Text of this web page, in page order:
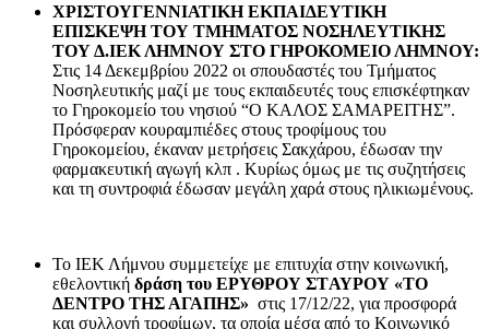
ΧΡΙΣΤΟΥΓΕΝΝΙΑΤΙΚΗ ΕΚΠΑΙΔΕΥΤΙΚΗ
ΕΠΙΣΚΕΨΗ ΤΟΥ ΤΜΗΜΑΤΟΣ ΝΟΣΗΛΕΥΤΙΚΗΣ
ΤΟΥ Δ.ΙΕΚ ΛΗΜΝΟΥ ΣΤΟ ΓΗΡΟΚΟΜΕΙΟ ΛΗΜΝΟΥ:
Στις 14 Δεκεμβρίου 2022 οι σπουδαστές του Τμήματος
Νοσηλευτικής μαζί με τους εκπαιδευτές τους επισκέφτηκαν
το Γηροκομείο του νησιού “Ο ΚΑΛΟΣ ΣΑΜΑΡΕΙΤΗΣ”.
Πρόσφεραν κουραμπιέδες στους τροφίμους του
Γηροκομείου, έκαναν μετρήσεις Σακχάρου, έδωσαν την
φαρμακευτική αγωγή κλπ . Κυρίως όμως με τις συζητήσεις
και τη συντροφιά έδωσαν μεγάλη χαρά στους ηλικιωμένους.
Το ΙΕΚ Λήμνου συμμετείχε με επιτυχία στην κοινωνική,
εθελοντική δράση του ΕΡΥΘΡΟΥ ΣTΑΥΡΟΥ «ΤΟ
ΔΕΝΤΡΟ ΤΗΣ ΑΓΑΠΗΣ» στις 17/12/22, για προσφορά
και συλλογή τροφίμων, τα οποία μέσα από το Κοινωνικό